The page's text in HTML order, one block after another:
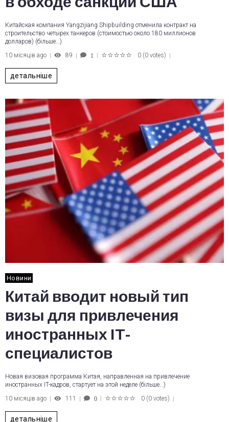
Китайская компания Yangzijiang Shipbuilding отменила контракт на
строительство четырех танкеров (стоимостью около 180 миллионов
долларов) (більше…)
10 місяців ago
89 1 0 (0 votes)
детальніше
Новини
Китай вводит новый тип
визы для привлечения
иностранных IT-
специалистов
Новая визовая программа Китая, направленная на привлечение
иностранных IT-кадров, стартует на этой неделе (більше…)
10 місяців ago
111 0 0 (0 votes)
детальніше